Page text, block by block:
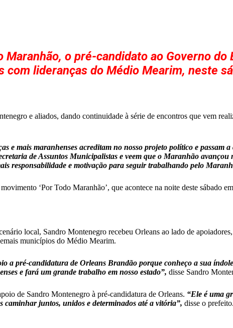
Maranhão, o pré-candidato ao Governo
lideranças do Médio Mearim, neste
e aliados, dando continuidade à série de encontros que vem
e mais maranhenses acreditam no nosso projeto político e passam
de Assuntos Municipalistas e veem que o Maranhão
responsabilidade e motivação para seguir trabalhando pelo
‘Por Todo Maranhão’, que acontece na noite deste sábado
local, Sandro Montenegro recebeu Orleans ao lado de
municípios do Médio Mearim.
a pré-candidatura de Orleans Brandão porque conheço a sua
e fará um grande trabalho em nosso estado”, disse Sandro
de Sandro Montenegro à pré-candidatura de Orleans. “Ele é uma
caminhar juntos, unidos e determinados até a vitória”, disse o prefeito.